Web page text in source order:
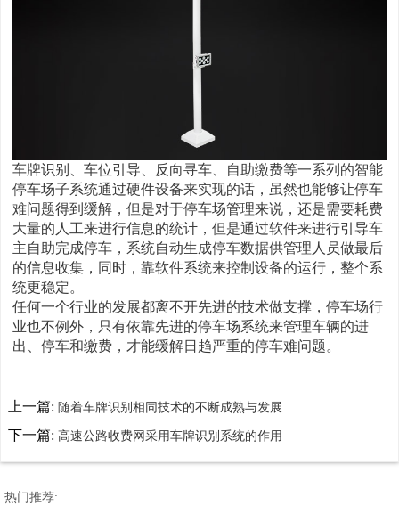
车牌识别、车位引导、反向寻车、自助缴费等一系列的智能
停车场子系统通过硬件设备来实现的话，虽然也能够让停车
难问题得到缓解，但是对于停车场管理来说，还是需要耗费
大量的人工来进行信息的统计，但是通过软件来进行引导车
主自助完成停车，系统自动生成停车数据供管理人员做最后
的信息收集，同时，靠软件系统来控制设备的运行，整个系
统更稳定。
任何一个行业的发展都离不开先进的技术做支撑，停车场行
业也不例外，只有依靠先进的停车场系统来管理车辆的进
出、停车和缴费，才能缓解日趋严重的停车难问题。
上一篇: 随着车牌识别相同技术的不断成熟与发展
下一篇: 高速公路收费网采用车牌识别系统的作用
热门推荐: